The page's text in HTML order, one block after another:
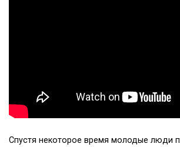
Спустя некоторое время молодые люди